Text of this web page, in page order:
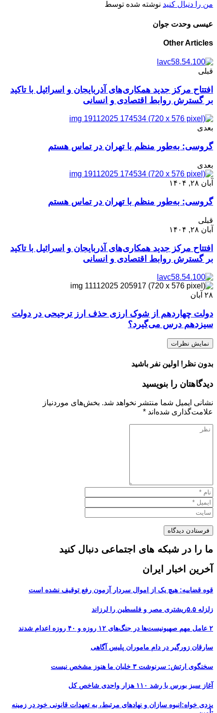
من را دنبال کنید نوشته شده توسط
عیسی وحدت جوان
Other Articles
قبلی
افتتاح مرکز جدید همکاری‌های آذربایجان و اسرائیل با تاکید
بر گسترش روابط اقتصادی و انسانی
بعدی
گروسی: به‌طور منظم با تهران در تماس هستم
بعدی
آبان ۲۸, ۱۴۰۴
گروسی: به‌طور منظم با تهران در تماس هستم
قبلی
آبان ۲۸, ۱۴۰۴
افتتاح مرکز جدید همکاری‌های آذربایجان و اسرائیل با تاکید
بر گسترش روابط اقتصادی و انسانی
۲۸ آبان
دولت چهاردهم از شوک ارزی حذف ارز ترجیحی در دولت
سیزدهم درس می‌گیرد؟
نمایش نظرات
بدون نظر! اولین نفر باشید
دیدگاهتان را بنویسید
نشانی ایمیل شما منتشر نخواهد شد. بخش‌های موردنیاز
علامت‌گذاری شده‌اند *
ما را در شبکه های اجتماعی دنبال کنید
آخرین اخبار ایران
قوه قضاییه: هیچ یک از اموال سردار آزمون رفع توقیف نشده است
زلزله ۵.۵ریشتری مصر و فلسطین را لرزاند
۲ عامل مهم صهیونیست‌ها در جنگ‌های ۱۲ روزه و ۴۰ روزه اعدام شدند
سارقان زورگیر در دام ماموران پلیس آگاهی
سخنگوی ارتش: سرنوشت ۳ خلبان ما هنوز مشخص نیست
آغاز سبز بورس با رشد ۱۱۰ هزار واحدی شاخص کل
یزدی خواه:انبوه سازان و نهادهای مرتبط، به تعهدات قانونی خود در زمینه